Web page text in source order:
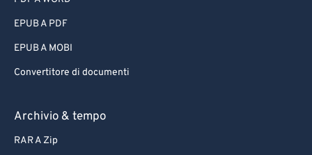
EPUB A PDF
EPUB A MOBI
Convertitore di documenti
Archivio & tempo
RAR A Zip